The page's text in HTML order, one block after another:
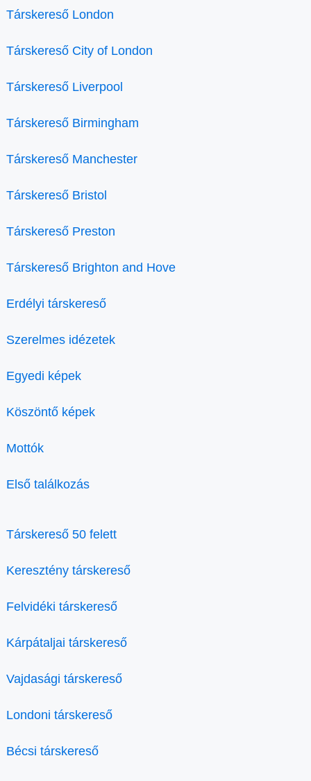
Társkereső London
Társkereső City of London
Társkereső Liverpool
Társkereső Birmingham
Társkereső Manchester
Társkereső Bristol
Társkereső Preston
Társkereső Brighton and Hove
Erdélyi társkereső
Szerelmes idézetek
Egyedi képek
Köszöntő képek
Mottók
Első találkozás
Társkereső 50 felett
Keresztény társkereső
Felvidéki társkereső
Kárpátaljai társkereső
Vajdasági társkereső
Londoni társkereső
Bécsi társkereső